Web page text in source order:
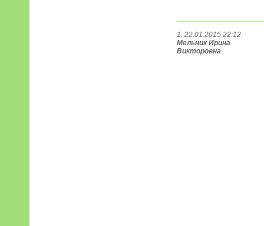
1. 22.01.2015 22:12
Мельник Ирина
Викторовна